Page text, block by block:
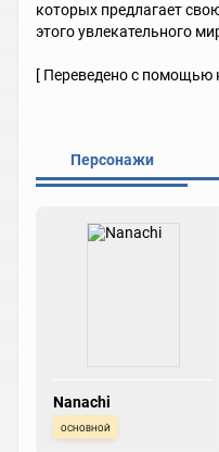
которых предлагает
этого увлекательного
[ Переведено с помощью
Персонажи
Nanachi
основной